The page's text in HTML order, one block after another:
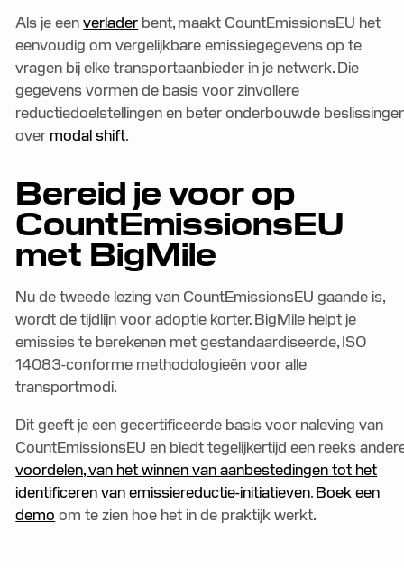
Als je eenverlader bent, maakt CountEmissionsEU het
eenvoudig om vergelijkbare emissiegegevens op te
vragen bij elke transportaanbieder in je netwerk. Die
gegevens vormen de basis voor zinvollere
reductiedoelstellingen en beter onderbouwde
over modal shift.
Bereid je voor op
CountEmissionsEU
met BigMile
Nu de tweede lezing van CountEmissionsEU gaande is,
wordt de tijdlijn voor adoptie korter. BigMile helpt je
emissies te berekenen met gestandaardiseerde, ISO
14083-conforme methodologieën voor alle
transportmodi.
Dit geeft je een gecertificeerde basis voor naleving van
CountEmissionsEU en biedt tegelijkertijd een reeks
voordelen, van het winnen van aanbestedingen tot het
identificeren van emissiereductie-initiatieven.Boek een
demo om te zien hoe het in de praktijk werkt.